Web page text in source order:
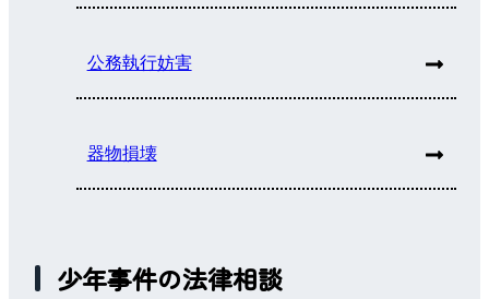
公務執行妨害
器物損壊
少年事件の法律相談